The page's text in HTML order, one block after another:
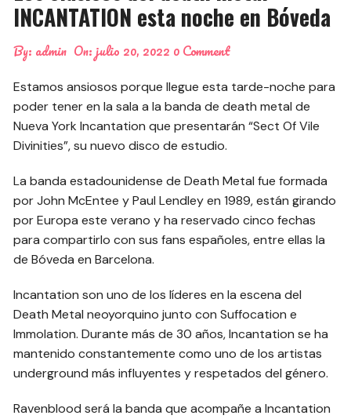
INCANTATION esta noche en Bóveda
By: admin On:julio 20, 2022 0 Comment
Estamos ansiosos porque llegue esta tarde-noche para
poder tener en la sala a la banda de death metal de
Nueva York Incantation que presentarán “Sect Of Vile
Divinities”, su nuevo disco de estudio.
La banda estadounidense de Death Metal fue formada
por John McEntee y Paul Lendley en 1989, están girando
por Europa este verano y ha reservado cinco fechas
para compartirlo con sus fans españoles, entre ellas la
de Bóveda en Barcelona.
Incantation son uno de los líderes en la escena del
Death Metal neoyorquino junto con Suffocation e
Immolation. Durante más de 30 años, Incantation se ha
mantenido constantemente como uno de los artistas
underground más influyentes y respetados del género.
Ravenblood será la banda que acompañe a Incantation